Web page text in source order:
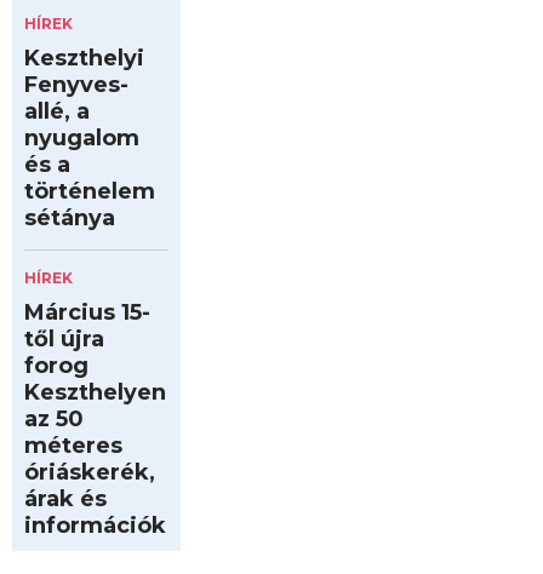
HÍREK
Keszthelyi
Fenyves-
allé, a
nyugalom
és a
történelem
sétánya
HÍREK
Március 15-
től újra
forog
Keszthelyen
az 50
méteres
óriáskerék,
árak és
információk